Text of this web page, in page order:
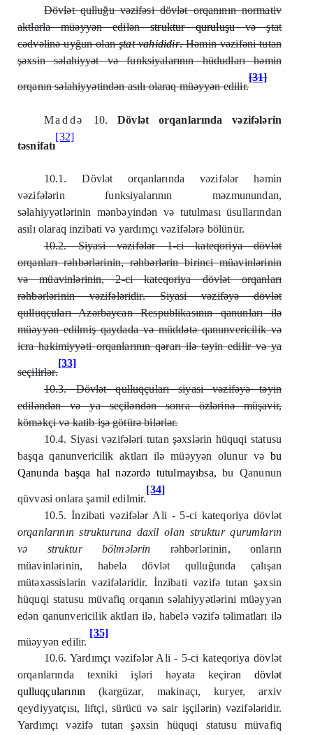
Dövlət qulluğu vəzifəsi dövlət orqanının normativ
aktlarla müəyyən edilənstruktur quruluşuvə ştat
cədvəlinə uyğun olanştat vahididir. Həmin vəzifəni tutan
şəxsin səlahiyyət və funksiyalarının hüdudları həmin
orqanın səlahiyyətindən asılı olaraq müəyyən edilir.
[31]
Maddə 10.Dövlət orqanlarında vəzifələrin
təsnifatı
[32]
10.1. Dövlət orqanlarında vəzifələr həmin
vəzifələrin funksiyalarının məzmunundan,
səlahiyyətlərinin mənbəyindən və tutulması üsullarından
asılı olaraq inzibati və yardımçı vəzifələrə bölünür.
10.2. Siyasi vəzifələr 1-ci kateqoriya dövlət
orqanları rəhbərlərinin, rəhbərlərin birinci müavinlərinin
və müavinlərinin, 2-ci kateqoriya dövlət orqanları
rəhbərlərinin vəzifələridir. Siyasi vəzifəyə dövlət
qulluqçuları Azərbaycan Respublikasının qanunları ilə
müəyyən edilmiş qaydada və müddətə qanunvericilik və
icra hakimiyyəti orqanlarının qərarı ilə təyin edilir və ya
seçilirlər.
[33]
10.3. Dövlət qulluqçuları siyasi vəzifəyə təyin
ediləndən və ya seçiləndən sonra özlərinə müşavir,
köməkçi və katib işə götürə bilərlər.
10.4. Siyasi vəzifələri tutan şəxslərin hüquqi statusu
başqa qanunvericilik aktları ilə müəyyən olunur və bu
Qanunda başqa hal nəzərdə tutulmayıbsa,bu Qanunun
qüvvəsi onlara şamil edilmir.
[34]
10.5. İnzibati vəzifələr Ali - 5-ci kateqoriya dövlət
orqanlarının strukturuna daxil olan struktur qurumların
və struktur bölmələrin rəhbərlərinin, onların
müavinlərinin, habelə dövlət qulluğunda çalışan
mütəxəssislərin vəzifələridir. İnzibati vəzifə tutan şəxsin
hüquqi statusu müvafiq orqanın səlahiyyətlərini müəyyən
edən qanunvericilik aktları ilə, habelə vəzifə təlimatları ilə
müəyyən edilir.
[35]
10.6. Yardımçı vəzifələr Ali - 5-ci kateqoriya dövlət
orqanlarında texniki işləri həyata keçirən dövlət
qulluqçularının (kargüzar, makinaçı, kuryer, arxiv
qeydiyyatçısı, liftçi, sürücü və sair işçilərin) vəzifələridir.
Yardımçı vəzifə tutan şəxsin hüquqi statusu müvafiq